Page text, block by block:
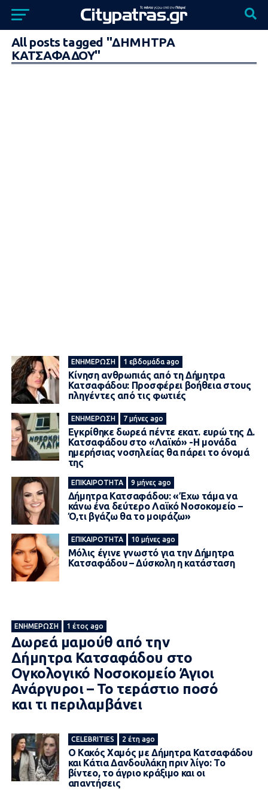
All posts tagged "ΔΗΜΗΤΡΑ
ΚΑΤΣΑΦΑΔΟΥ"
ΕΝΗΜΈΡΩΣΗ 1 εβδομάδα ago
Κίνηση ανθρωπιάς από τη Δήμητρα
Κατσαφάδου: Προσφέρει βοήθεια στους
πληγέντες από τις φωτιές
ΕΝΗΜΈΡΩΣΗ 7 μήνες ago
Εγκρίθηκε δωρεά πέντε εκατ. ευρώ της Δ.
Κατσαφάδου στο «Λαϊκό» -Η μονάδα
ημερήσιας νοσηλείας θα πάρει το όνομά
της
ΕΠΙΚΑΙΡΌΤΗΤΑ 9 μήνες ago
Δήμητρα Κατσαφάδου: «Έχω τάμα να
κάνω ένα δεύτερο Λαϊκό Νοσοκομείο –
Ό,τι βγάζω θα το μοιράζω»
ΕΠΙΚΑΙΡΌΤΗΤΑ 10 μήνες ago
Μόλις έγινε γνωστό για την Δήμητρα
Κατσαφάδου – Δύσκολη η κατάσταση
ΕΝΗΜΈΡΩΣΗ 1 έτος ago
Δωρεά μαμούθ από την
Δήμητρα Κατσαφάδου στο
Ογκολογικό Νοσοκομείο Άγιοι
Ανάργυροι – Το τεpάστιο ποσό
και τι περιλαμβάνει
CELEBRITIES 2 έτη ago
Ο Κακός Χαμός με Δήμητρα Κατσαφάδου
και Κάτια Δανδουλάκη πριν λίγο: Το
βίντεο, το άγριο κράξιμο και οι
απαντήσεις